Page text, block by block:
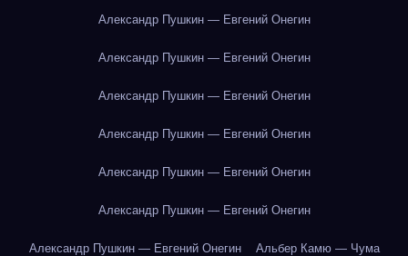
Александр Пушкин — Евгений Онегин
Александр Пушкин — Евгений Онегин
Александр Пушкин — Евгений Онегин
Александр Пушкин — Евгений Онегин
Александр Пушкин — Евгений Онегин
Александр Пушкин — Евгений Онегин
Александр Пушкин — Евгений Онегин Альбер Камю — Чума